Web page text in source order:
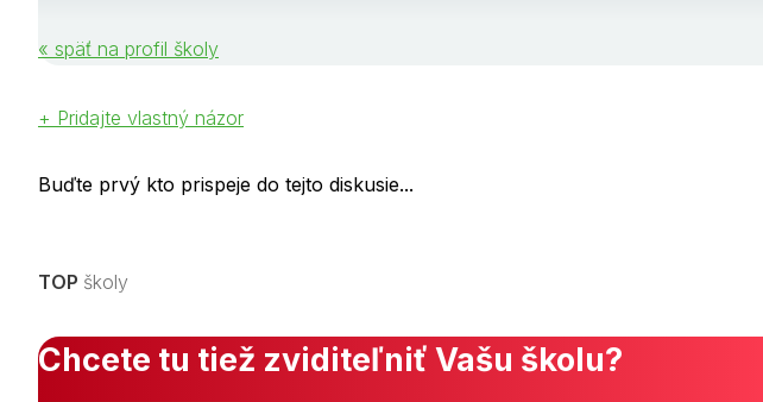
« späť na profil školy
+ Pridajte vlastný názor
Buďte prvý kto prispeje do tejto diskusie...
TOP školy
Chcete tu tiež zviditeľniť Vašu školu?